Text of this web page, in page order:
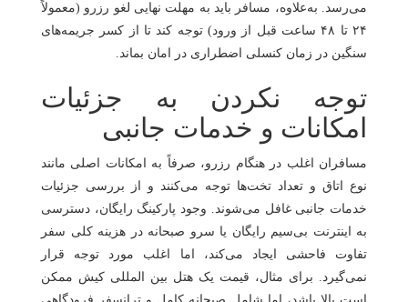
می‌رسد. به‌علاوه، مسافر باید به مهلت نهایی لغو رزرو (معمولاً
۲۴ تا ۴۸ ساعت قبل از ورود) توجه کند تا از کسر جریمه‌های
سنگین در زمان کنسلی اضطراری در امان بماند.
توجه نکردن به جزئیات
امکانات و خدمات جانبی
مسافران اغلب در هنگام رزرو، صرفاً به امکانات اصلی مانند
نوع اتاق و تعداد تخت‌ها توجه می‌کنند و از بررسی جزئیات
خدمات جانبی غافل می‌شوند. وجود پارکینگ رایگان، دسترسی
به اینترنت بی‌سیم رایگان یا سرو صبحانه در هزینه کلی سفر
تفاوت فاحشی ایجاد می‌کند، اما اغلب مورد توجه قرار
نمی‌گیرد. برای مثال، قیمت یک هتل بین المللی کیش ممکن